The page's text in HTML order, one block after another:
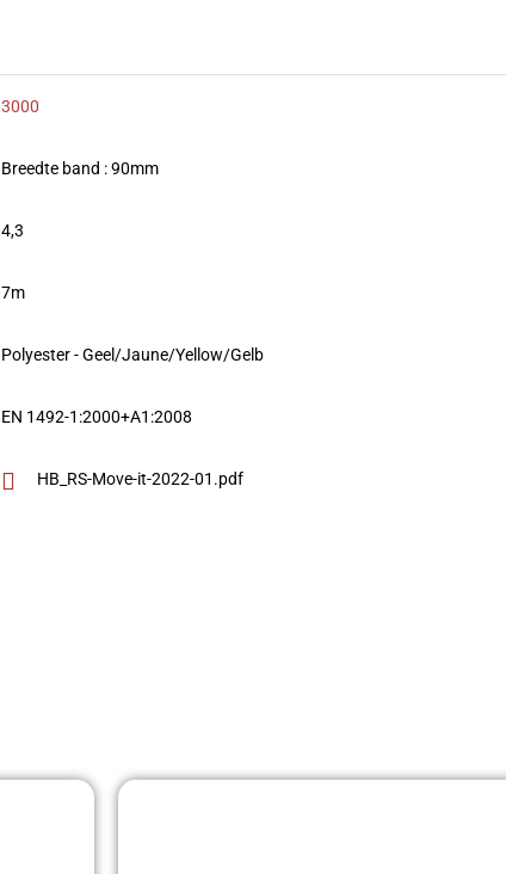
3000
Breedte band : 90mm
4,3
7m
Polyester - Geel/Jaune/Yellow/Gelb
EN 1492-1:2000+A1:2008
HB_RS-Move-it-2022-01.pdf